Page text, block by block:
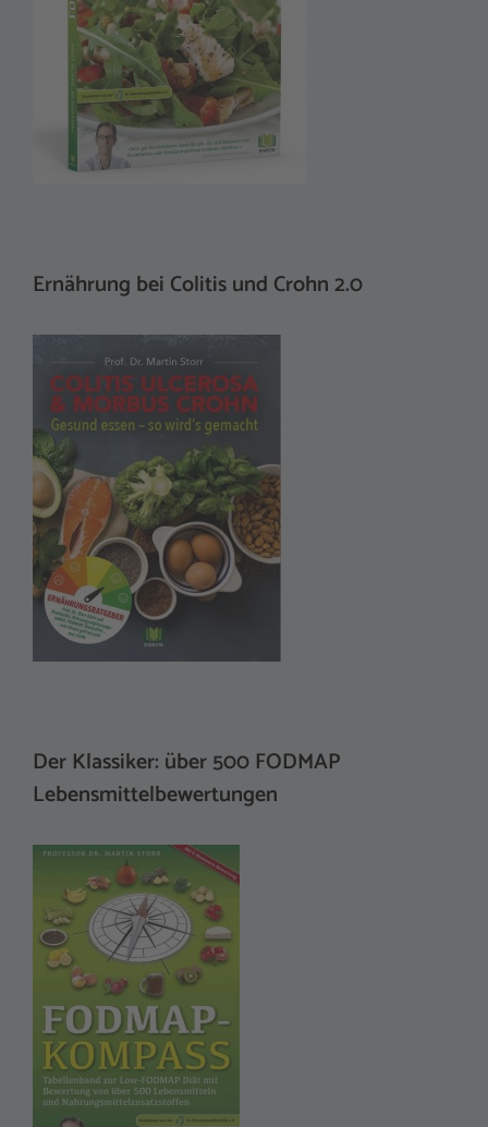
Ernährung bei Colitis und Crohn 2.0
Der Klassiker: über 500 FODMAP
Lebensmittelbewertungen